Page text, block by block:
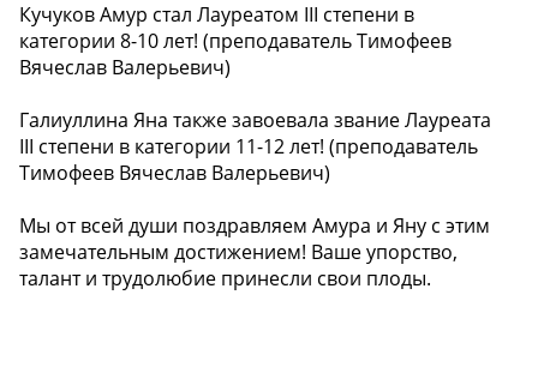
Кучуков Амур стал Лауреатом III степени в
категории 8-10 лет! (преподаватель Тимофеев
Вячеслав Валерьевич)
Галиуллина Яна также завоевала звание Лауреата
III степени в категории 11-12 лет! (преподаватель
Тимофеев Вячеслав Валерьевич)
Мы от всей души поздравляем Амура и Яну с этим
замечательным достижением! Ваше упорство,
талант и трудолюбие принесли свои плоды.